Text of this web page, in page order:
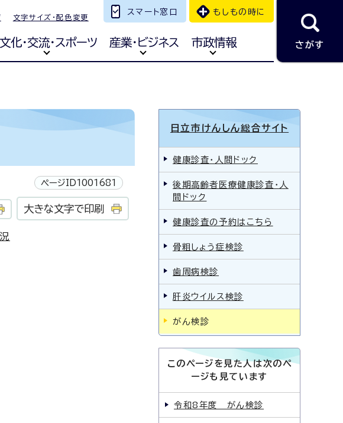
文字サイズ・配色変更
スマート窓口 もしもの時に
文化・交流・スポーツ 産業・ビジネス 市政情報 さがす
ページID1001681
大きな文字で印刷
日立市けんしん総合サイト
健康診査・人間ドック
後期高齢者医療健康診査・人
間ドック
健康診査の予約はこちら
骨粗しょう症検診
歯周病検診
肝炎ウイルス検診
がん検診
このページを見た人は次のペ
ージも見ています
令和8年度 がん検診